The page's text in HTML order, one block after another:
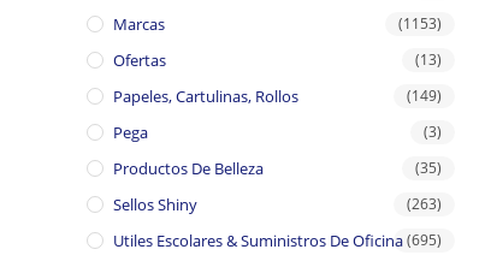
Marcas (1153)
Ofertas (13)
Papeles, Cartulinas, Rollos (149)
Pega (3)
Productos De Belleza (35)
Sellos Shiny (263)
Utiles Escolares & Suministros De Oficina(695)